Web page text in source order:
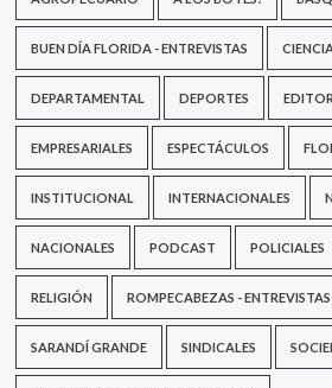
BUEN DÍA FLORIDA - ENTREVISTAS
DEPARTAMENTAL DEPORTES
EMPRESARIALES ESPECTÁCULOS
INSTITUCIONAL INTERNACIONALES
NACIONALES PODCAST POLICIALES
RELIGIÓN ROMPECABEZAS - ENTREVISTAS
SARANDÍ GRANDE SINDICALES